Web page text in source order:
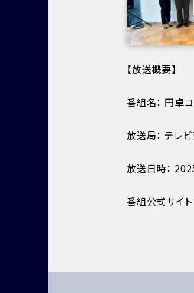
【放送概要】
番組名： 円卓
放送局： テレ
放送日時：
番組公式サイト